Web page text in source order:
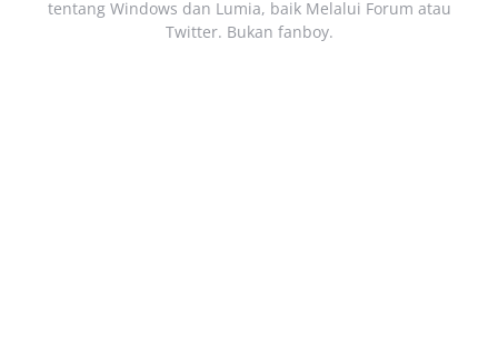
tentang Windows dan Lumia, baik Melalui Forum atau
Twitter. Bukan fanboy.